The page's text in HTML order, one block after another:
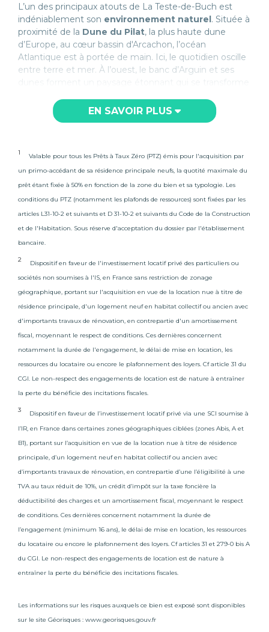
L’un des principaux atouts de La Teste-de-Buch est
indéniablement son environnement naturel. Située à
proximité de la Dune du Pilat, la plus haute dune
d’Europe, au cœur bassin d'Arcachon, l’océan
Atlantique est à portée de main. Ici, le quotidien oscille
entre terre et mer. À l’ouest, le banc d’Arguin et ses
kilomètres de long et 2 kilomètres de large. Telle une
frontière entre les eaux calmes du bassin et l’océan, il
plus grandes communes de France, regorge d’autres
lieux et recoins dont vous pourrez profiter. À
commencer par leLac de Cazaux, deuxième plus
grand lac d’eau douce de France. Lieu idéal pour se
plongée, nage et même pêche). Les plages de La
Teste et de la Hume permettent aussi de se baigner
aux beaux jours ou de prendre un bol d’air lors des
quotidien et s’apprécie en toutes saisons. Un cadre de
vie privilégié, à proximité de la métropole bordelaise !
Principal pôle urbaindu secteur, La Teste-de-Buch
est également un
poumon économique du Bassin
grandes surfaces commerciales et petites entreprises.
Elles rassemblent la majorité des emplois et des
salariés du territoire, d’abord autour de Secary et
Caillivole, puis au sein du centre commercial Les
Océanides (22 000 m² de boutiques). Ce pôle
commercial est le plus important du Bassin d’Arcachon
et s’intègre à un territoire dynamique, le Bassin
d’Arcachon Val de l’Eyre, bénéficiant ainsi d’une
attractivité économique renforcée. Que ce soit dans les
secteurs primaires, secondaires ou tertiaires, ce
territoire offre un tissu varié et diversifié. On retrouve
producteurs de papier kraft en Europe, ou encore
Safran Data Systems, groupe international de haute
technologie. La SEML Route des Lasers, gérant le Parc
Scientifique, Technologique et Industriel Laseris et ses
chantier naval Couach (CNC) ou les Sources Abatilles.
De plus, trains, bus, pistes cyclables, autoroutes, aires
EN SAVOIR PLUS
1
Valable pour tous les Prêts à Taux Zéro (PTZ) émis pour l'acquisition par
un primo-accédant de sa résidence principale neufs, la quotité maximale du
prêt étant fixée à 50% en fonction de la zone du bien et sa typologie. Les
conditions du PTZ (notamment les plafonds de ressources) sont fixées par les
articles L31-10-2 et suivants et D 31-10-2 et suivants du Code de la Construction
et de l'Habitation. Sous réserve d'acceptation du dossier par l'établissement
bancaire.
2
Dispositif en faveur de l'investissement locatif privé des particuliers ou
sociétés non soumises à l'IS, en France sans restriction de zonage
géographique, portant sur l'acquisition en vue de la location nue à titre de
résidence principale, d'un logement neuf en habitat collectif ou ancien avec
d'importants travaux de rénovation, en contrepartie d'un amortissement
fiscal, moyennant le respect de conditions. Ces dernières concernent
notamment la durée de l'engagement, le délai de mise en location, les
ressources du locataire ou encore le plafonnement des loyers. Cf article 31 du
CGI. Le non-respect des engagements de location est de nature à entraîner
la perte du bénéficie des incitations fiscales.
3
Dispositif en faveur de l’investissement locatif privé via une SCI soumise à
l’IR, en France dans certaines zones géographiques ciblées (zones Abis, A et
B1), portant sur l’acquisition en vue de la location nue à titre de résidence
principale, d’un logement neuf en habitat collectif ou ancien avec
d’importants travaux de rénovation, en contrepartie d’une l’éligibilité à une
TVA au taux réduit de 10%, un crédit d’impôt sur la taxe foncière la
déductibilité des charges et un amortissement fiscal, moyennant le respect
de conditions. Ces dernières concernent notamment la durée de
l’engagement (minimum 16 ans), le délai de mise en location, les ressources
du locataire ou encore le plafonnement des loyers. Cf articles 31 et 279-0 bis A
du CGI. Le non-respect des engagements de location est de nature à
entraîner la perte du bénéficie des incitations fiscales.
Les informations sur les risques auxquels ce bien est exposé sont disponibles
sur le site Géorisques : www.georisques.gouv.fr